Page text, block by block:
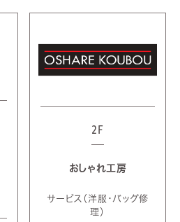
2F
おしゃれ工房
サービス（洋服・バッグ修
理）